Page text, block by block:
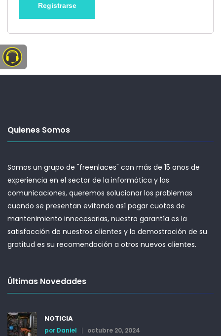
Registrarse
Quienes Somos
Somos un grupo de "freenlaces" con más de 15 años de
experiencia en el sector de la informática y las
comunicaciones, queremos solucionar los problemas
cuando se presentan evitando así pagar cuotas de
mantenimiento innecesarias, nuestra garantía es la
satisfacción de nuestros clientes y la demostración de su
gratitud es su recomendación a otros nuevos clientes.
Últimas Novedades
NOTICIA
por Daniel octubre 20, 2024